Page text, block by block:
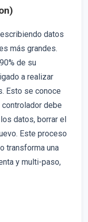
datos
más grandes.
de su
a realizar
Esto se conoce
debe
datos, borrar el
Este proceso
transforma una
y multi-paso,